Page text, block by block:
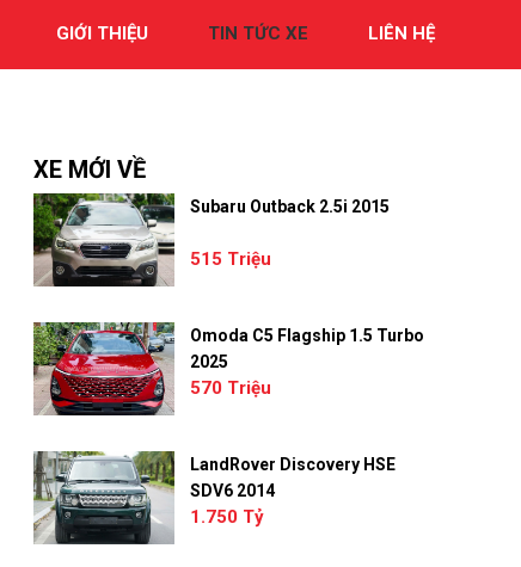
GIỚI THIỆU TIN TỨC XE LIÊN HỆ
XE MỚI VỀ
Subaru Outback 2.5i 2015
515 Triệu
Omoda C5 Flagship 1.5 Turbo
2025
570 Triệu
LandRover Discovery HSE
SDV6 2014
1.750 Tỷ